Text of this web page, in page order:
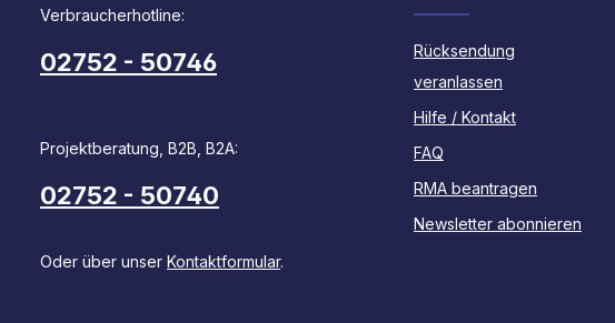
Verbraucherhotline:
02752 - 50746
Projektberatung, B2B, B2A:
02752 - 50740
Oder über unser Kontaktformular.
Rücksendung
veranlassen
Hilfe / Kontakt
FAQ
RMA beantragen
Newsletter abonnieren